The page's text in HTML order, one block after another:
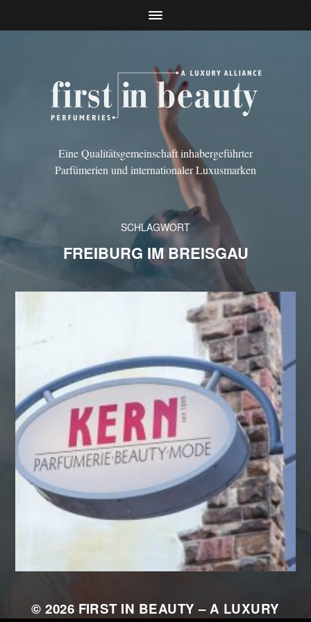
Eine Qualitätsgemeinschaft inhabergeführter
Parfümerien und internationaler Luxusmarken
SCHLAGWORT
FREIBURG IM BREISGAU
© 2026 FIRST IN BEAUTY – A LUXURY